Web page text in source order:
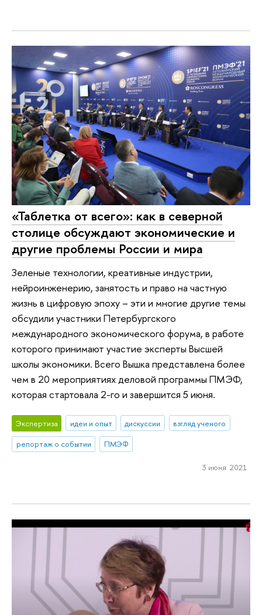
«Таблетка от всего»: как в северной
столице обсуждают экономические и
другие проблемы России и мира
Зеленые технологии, креативные индустрии,
нейроинженерию, занятость и право на частную
жизнь в цифровую эпоху – эти и многие другие темы
обсудили участники Петербургского
международного экономического форума, в работе
которого принимают участие эксперты Высшей
школы экономики. Всего Вышка представлена более
чем в 20 мероприятиях деловой программы ПМЭФ,
которая стартовала 2-го и завершится 5 июня.
Экспертиза идеи и опыт дискуссии
взгляд ученого
репортаж о событии
ПМЭФ
3 июня 2021